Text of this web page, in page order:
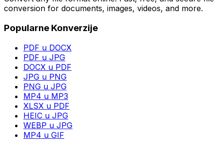
conversion for documents, images, videos, and more.
Popularne Konverzije
PDF u DOCX
PDF u JPG
DOCX u PDF
JPG u PNG
PNG u JPG
MP4 u MP3
XLSX u PDF
HEIC u JPG
WEBP u JPG
MP4 u GIF